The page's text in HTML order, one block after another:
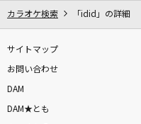
カラオケ検索 「idid」の詳細
サイトマップ
お問い合わせ
DAM
DAM★とも